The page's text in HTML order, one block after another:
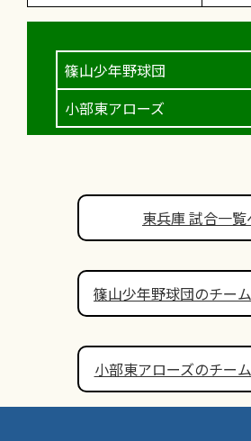
篠山少年野球団
小部東アローズ
東兵庫 試合一覧
篠山少年野球団のチー
小部東アローズのチー